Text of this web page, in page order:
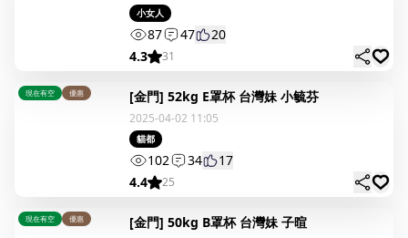
小女人
87 47
20
4.3
31
現在有空 優惠 [金門] 52kg E罩杯 台灣妹 小毓芬
2025-04-02 11:05
貓都
102 34
17
4.4
25
現在有空 優惠 [金門] 50kg B罩杯 台灣妹 子暄